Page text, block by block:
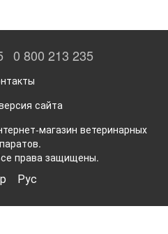
0 800 213 235
сайта
магазин ветеринарных
права защищены.
Рус